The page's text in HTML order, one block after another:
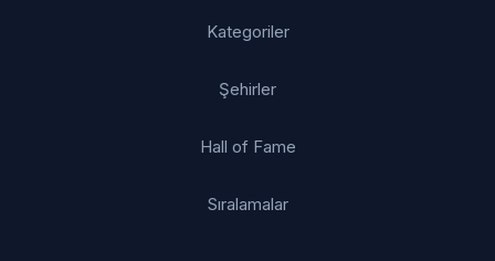
Kategoriler
Şehirler
Hall of Fame
Sıralamalar